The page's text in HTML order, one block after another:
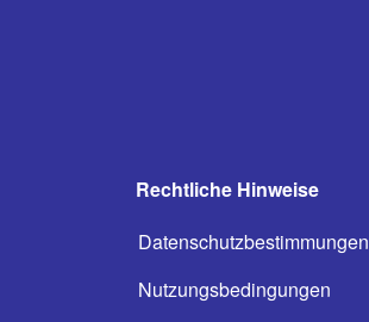
Rechtliche Hinweise
Datenschutzbestimmungen
Nutzungsbedingungen